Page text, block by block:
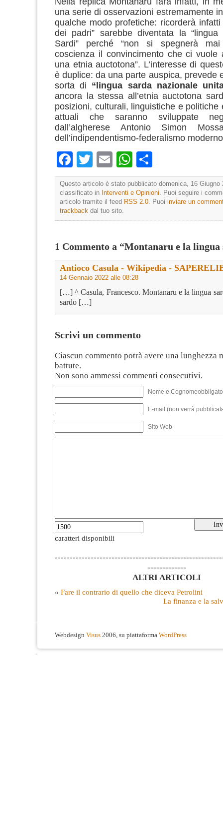
una serie di osservazioni estremamente
qualche modo profetiche: ricorderà infatti
dei padri” sarebbe diventata la “lingua
Sardi” perché “non si spegnerà
coscienza il convincimento che ci vuole
una etnia auctotona”. L’interesse di
è duplice: da una parte auspica, prevede
sorta di “lingua sarda nazionale
ancora la stessa all’etnia auctotona
posizioni, culturali, linguistiche e politiche
attuali che saranno sviluppate
dall’algherese Antonio Simon
dell’indipendentismo-federalismo
Facebook
TwitterEmailWhatsApp
Questo articolo è stato pubblicato domenica, 16 Giugno
classificato in Interventi e Opinioni . Puoi seguire i
articolo tramite il feed RSS 2.0 . Puoi inviare un
trackback dal tuo sito.
1 Commento a “Montanaru e la lingua
Antioco Casula - Wikipedia -
14 Gennaio 2022 alle 08:28
[…] ^ Casula, Francesco. Montanaru e la lingua
sardo […]
Scrivi un commento
Ciascun commento potrà avere una lunghezza
battute.
Non sono ammessi commenti consecutivi.
Nome e
E-mail (non verrà
Sito Web
caratteri disponibili
-------------
ALTRI ARTICOLI
« Fare il contrario di quello che diceva Petrolini
La finanza e la
Webdesign Visus 2006, su piattaforma WordPress